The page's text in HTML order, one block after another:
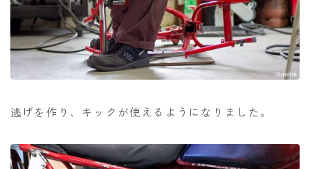
逃げを作り、キックが使えるようになりました。